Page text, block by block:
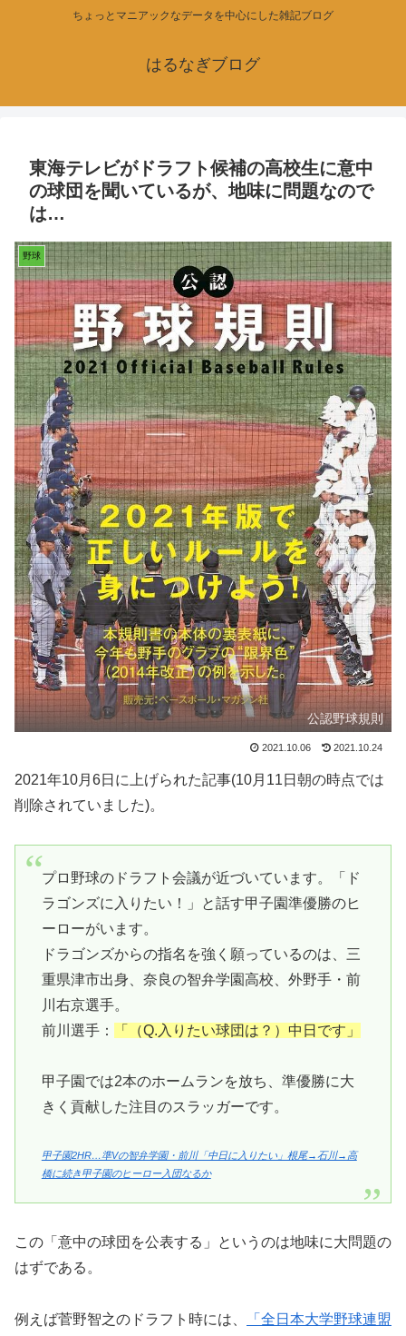
ちょっとマニアックなデータを中心にした雑記ブログ
はるなぎブログ
東海テレビがドラフト候補の高校生に意中
の球団を聞いているが、地味に問題なので
は…
野球
公認野球規則
2021.10.06 2021.10.24
2021年10月6日に上げられた記事(10月11日朝の時点では
削除されていました)。
プロ野球のドラフト会議が近づいています。「ド
ラゴンズに入りたい！」と話す甲子園準優勝のヒ
ーローがいます。
ドラゴンズからの指名を強く願っているのは、三
重県津市出身、奈良の智弁学園高校、外野手・前
川右京選手。
前川選手：
「（Q.入りたい球団は？）中日です」
甲子園では2本のホームランを放ち、準優勝に大
きく貢献した注目のスラッガーです。
甲子園2HR…準Vの智弁学園・前川「中日に入りたい」根尾→石川→高
橋に続き甲子園のヒーロー入団なるか
この「意中の球団を公表する」というのは地味に大問題の
はずである。
例えば菅野智之のドラフト時には、
「全日本大学野球連盟